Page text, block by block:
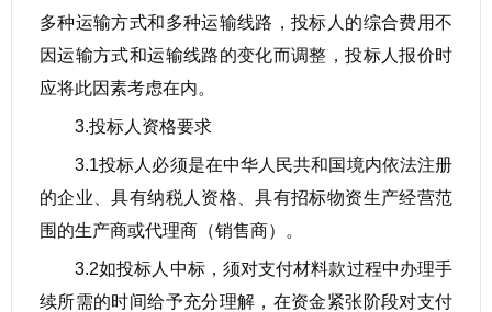
多种运输方式和多种运输线路，投标人的综合费用不
因运输方式和运输线路的变化而调整，投标人报价时
应将此因素考虑在内。
3.投标人资格要求
3.1投标人必须是在中华人民共和国境内依法注册
的企业、具有纳税人资格、具有招标物资生产经营范
围的生产商或代理商（销售商）。
3.2如投标人中标，须对支付材料款过程中办理手
续所需的时间给予充分理解，在资金紧张阶段对支付